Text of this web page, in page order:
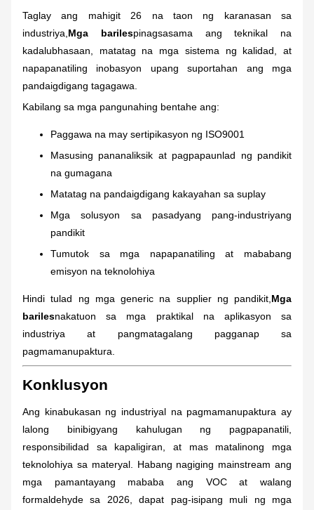
Taglay ang mahigit 26 na taon ng karanasan sa
industriya, Mga barilespinagsasama ang teknikal na
kadalubhasaan, matatag na mga sistema ng kalidad, at
napapanatiling inobasyon upang suportahan ang mga
pandaigdigang tagagawa.
Kabilang sa mga pangunahing bentahe ang:
Paggawa na may sertipikasyon ng ISO9001
Masusing pananaliksik at pagpapaunlad ng pandikit
na gumagana
Matatag na pandaigdigang kakayahan sa suplay
Mga solusyon sa pasadyang pang-industriyang
pandikit
Tumutok sa mga napapanatiling at mababang
emisyon na teknolohiya
Hindi tulad ng mga generic na supplier ng pandikit, Mga
barilesnakatuon sa mga praktikal na aplikasyon sa
industriya at pangmatagalang pagganap sa
pagmamanupaktura.
Konklusyon
Ang kinabukasan ng industriyal na pagmamanupaktura ay
lalong binibigyang kahulugan ng pagpapanatili,
responsibilidad sa kapaligiran, at mas matalinong mga
teknolohiya sa materyal. Habang nagiging mainstream ang
mga pamantayang mababa ang VOC at walang
formaldehyde sa 2026, dapat pag-isipang muli ng mga